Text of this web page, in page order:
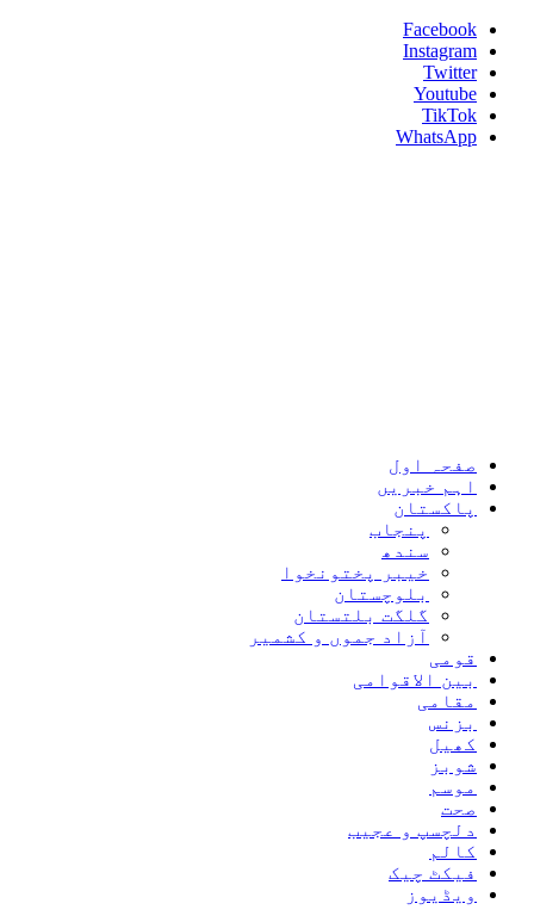
Skip
content
Facebook
Instagram
Twitter
Youtube
TikTok
WhatsApp
صفحہ اول
اہم خبریں
پاکستان
پنجاب
سندھ
خیبر پختونخوا
بلوچستان
گلگت بلتستان
آزاد جموں و کشمیر
قومی
بین الاقوامی
مقامی
بزنس
کھیل
شوبز
موسم
صحت
دلچسپ و عجیب
کالم
فیکٹ چیک
ویڈیوز